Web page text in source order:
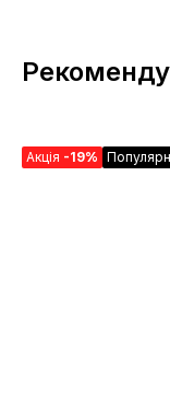
Акція -19%